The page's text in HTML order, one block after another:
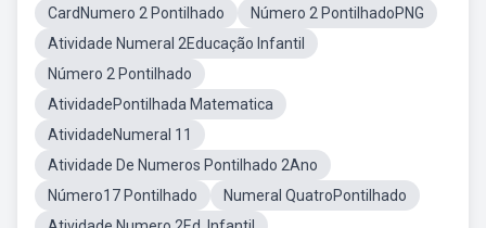
CardNumero 2 Pontilhado
Número 2 PontilhadoPNG
Atividade Numeral 2Educação Infantil
Número 2 Pontilhado
AtividadePontilhada Matematica
AtividadeNumeral 11
Atividade De Numeros Pontilhado 2Ano
Número17 Pontilhado
Numeral QuatroPontilhado